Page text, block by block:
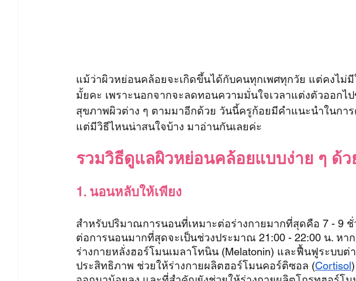
แม้ว่าผิวหย่อนคล้อยจะเกิดขึ้นได้กับคนทุกเพศทุกวัย แต่คงไม่
มั้ยคะ เพราะนอกจากจะลดทอนความมั่นใจเวลาแต่งตัวออกไ
สุขภาพผิวต่าง ๆ ตามมาอีกด้วย วันนี้ครูก้อยมีคำแนะนำในการ
แต่มีวิธีไหนน่าสนใจบ้าง มาอ่านกันเลยค่ะ
รวมวิธีดูแลผิวหย่อนคล้อยแบบง่าย ๆ ด้
1. นอนหลับให้เพียง
สำหรับปริมาณการนอนที่เหมาะต่อร่างกายมากที่สุดคือ 7 - 9 ชั่
ต่อการนอนมากที่สุดจะเป็นช่วงประมาณ 21:00 - 22:00 น. ห
ร่างกายหลั่งฮอร์โมนเมลาโทนิน (Melatonin) และฟื้นฟูระบบต่
ประสิทธิภาพ ช่วยให้ร่างกายผลิตฮอร์โมนคอร์ติซอล (Cortisol